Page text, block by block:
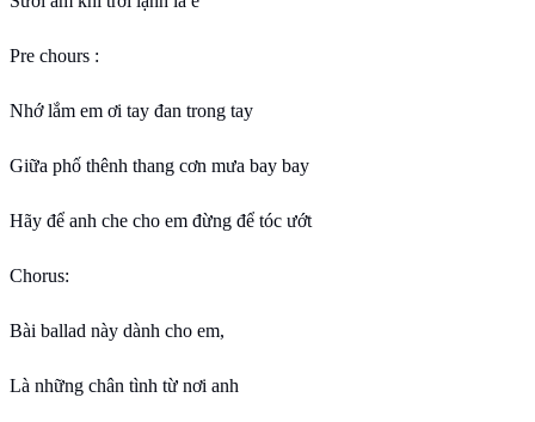
Pre chours :
Nhớ lắm em ơi tay đan trong tay
Giữa phố thênh thang cơn mưa bay bay
Hãy để anh che cho em đừng để tóc ướt
Chorus:
Bài ballad này dành cho em,
Là những chân tình từ nơi anh